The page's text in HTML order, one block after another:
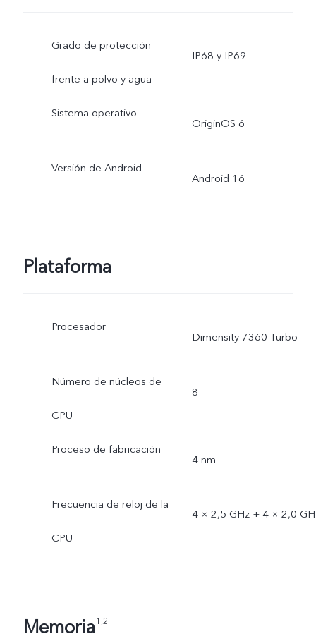
Grado de protección
frente a polvo y agua
IP68 y IP69
Sistema operativo
OriginOS 6
Versión de Android
Android 16
Plataforma
Procesador
Dimensity 7360-Turbo
Número de núcleos de
CPU
8
Proceso de fabricación
4 nm
Frecuencia de reloj de la
CPU
4 × 2,5 GHz + 4 × 2,0
Memoria1,2